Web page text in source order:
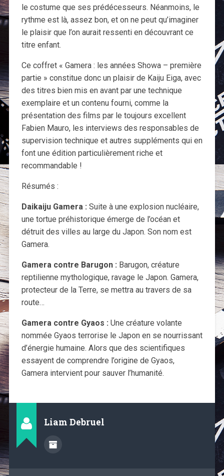
le costume que ses prédécesseurs. Néanmoins, le
rythme est là, assez bon, et on ne peut qu’imaginer
le plaisir que l’on aurait ressenti en découvrant ce
titre enfant.
Ce coffret « Gamera : les années Showa – première
partie » constitue donc un plaisir de Kaiju Eiga, avec
des titres bien mis en avant par une technique
exemplaire et un contenu fourni, comme la
présentation des films par le toujours excellent
Fabien Mauro, les interviews des responsables de
supervision technique et autres suppléments qui en
font une édition particulièrement riche et
recommandable !
Résumés :
Daikaiju Gamera : Suite à une explosion nucléaire,
une tortue préhistorique émerge de l’océan et
détruit des villes au large du Japon. Son nom est
Gamera.
Gamera contre Barugon : Barugon, créature
reptilienne mythologique, ravage le Japon. Gamera,
protecteur de la Terre, se mettra au travers de sa
route…
Gamera contre Gyaos : Une créature volante
nommée Gyaos terrorise le Japon en se nourrissant
d’énergie humaine. Alors que des scientifiques
essayent de comprendre l’origine de Gyaos,
Gamera intervient pour sauver l’humanité.
Liam Debruel